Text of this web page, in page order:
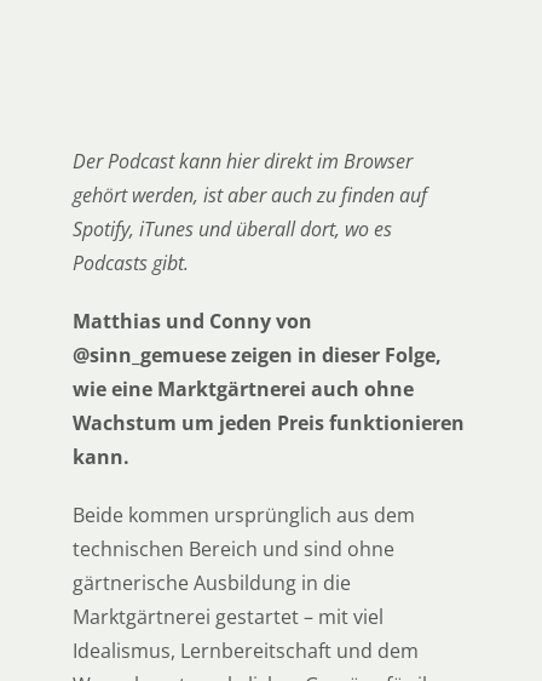
Der Podcast kann hier direkt im Browser
gehört werden, ist aber auch zu finden auf
Spotify, iTunes und überall dort, wo es
Podcasts gibt.
Matthias und Conny von
@sinn_gemuese zeigen in dieser Folge,
wie eine Marktgärtnerei auch ohne
Wachstum um jeden Preis funktionieren
kann.
Beide kommen ursprünglich aus dem
technischen Bereich und sind ohne
gärtnerische Ausbildung in die
Marktgärtnerei gestartet – mit viel
Idealismus, Lernbereitschaft und dem